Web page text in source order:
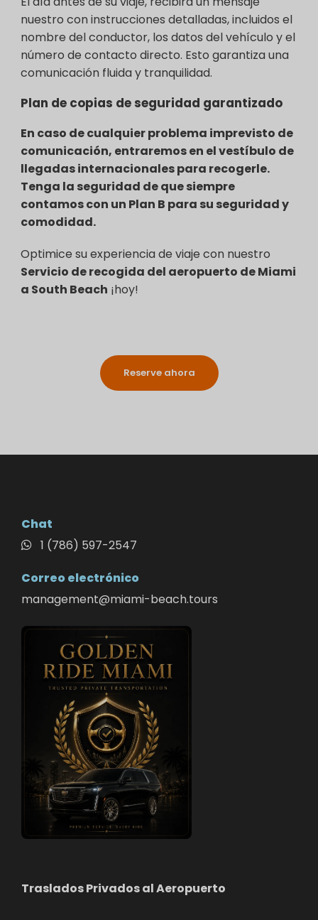
nuestro con instrucciones detalladas, incluidos el
nombre del conductor, los datos del vehículo y el
número de contacto directo. Esto garantiza una
comunicación fluida y tranquilidad.
Plan de copias de seguridad garantizado
En caso de cualquier problema imprevisto de
comunicación, entraremos en el vestíbulo de
llegadas internacionales para recogerle.
Tenga la seguridad de que siempre
contamos con un Plan B para su seguridad y
comodidad.
Optimice su experiencia de viaje con nuestro
Servicio de recogida del aeropuerto de Miami
a South Beach ¡hoy!
Reserve ahora
Chat
1 (786) 597-2547
Correo electrónico
management@miami-beach.tours
Traslados Privados al Aeropuerto